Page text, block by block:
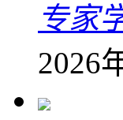
专家
2026